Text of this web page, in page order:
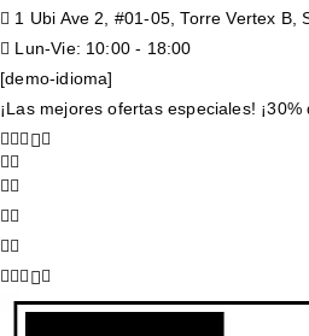
1 Ubi Ave 2, #01-05, Torre Vertex B,
Lun-Vie: 10:00 - 18:00
[demo-idioma]
¡Las mejores ofertas especiales! ¡30%